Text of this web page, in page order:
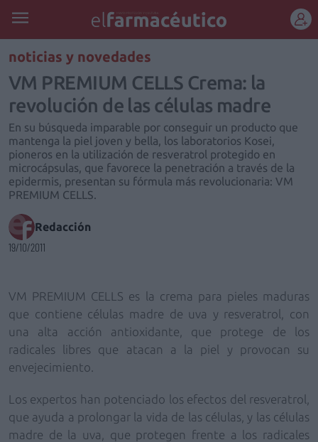
REGÍSTRATE
noticias y novedades
VM PREMIUM CELLS Crema: la
revolución de las células madre
En su búsqueda imparable por conseguir un producto que
mantenga la piel joven y bella, los laboratorios Kosei,
pioneros en la utilización de resveratrol protegido en
microcápsulas, que favorece la penetración a través de la
epidermis, presentan su fórmula más revolucionaria: VM
PREMIUM CELLS.
Redacción
19/10/2011
VM PREMIUM CELLS es la crema para pieles maduras
que contiene células madre de uva y resveratrol, con
una alta acción
antioxidante, que protege de los
radicales libres que atacan a la piel y provocan su
envejecimiento
Los expertos han potenciado los efectos del resveratrol
que ayuda a prolongar la vida de las células , y las células
madre de la uva
, que protegen frente a los radicales